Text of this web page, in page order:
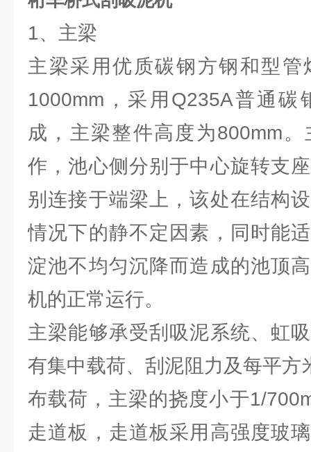
1、主梁
主梁采用优质碳钢方钢和型
1000mm，采用Q235A普通
成，主梁整件高度为800mm
作，池心侧分别于中心旋转支
别连接于端梁上，该处在结构
情况下的静不定因素，同时能
淀池不均匀沉降而造成的池顶
机的正常运行。
主梁能够承受刮吸泥系统、虹
有集中载荷、刮泥阻力及每平方
布载荷，主梁的挠度小于1/
走道板，走道板采用高强度玻